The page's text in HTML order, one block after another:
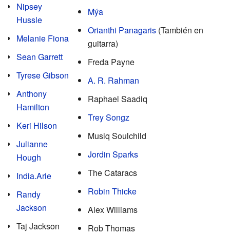
Nipsey
Hussle
Melanie Fiona
Sean Garrett
Tyrese Gibson
Anthony
Hamilton
Keri Hilson
Julianne
Hough
India.Arie
Randy
Jackson
Taj Jackson
Mýa
Orianthi Panagaris (También en
guitarra)
Freda Payne
A. R. Rahman
Raphael Saadiq
Trey Songz
Musiq Soulchild
Jordin Sparks
The Cataracs
Robin Thicke
Alex Williams
Rob Thomas